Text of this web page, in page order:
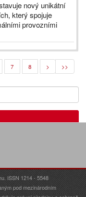
nový unikátní
který spojuje
provozními
7 8 > >>
ISSN 1214 - 5548
pod mezinárodním